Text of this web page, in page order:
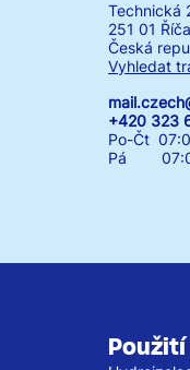
Technická
251 01
Česká
Vyhledat
+420 323
Po-Čt
Pá
Použití